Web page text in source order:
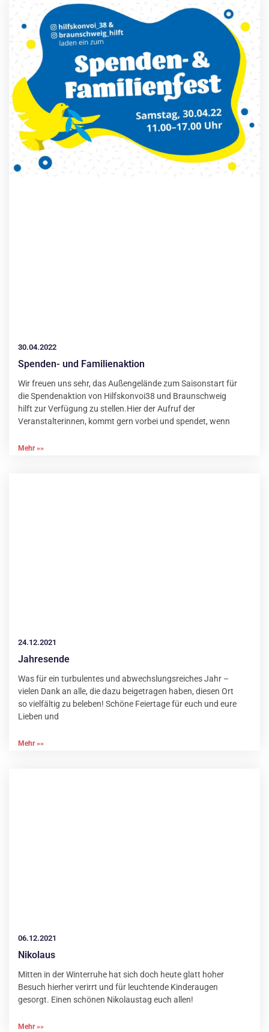
30.04.2022
Spenden- und Familienaktion
Wir freuen uns sehr, das Außengelände zum Saisonstart für
die Spendenaktion von Hilfskonvoi38 und Braunschweig
hilft zur Verfügung zu stellen.Hier der Aufruf der
Veranstalterinnen, kommt gern vorbei und spendet, wenn
Mehr »»
24.12.2021
Jahresende
Was für ein turbulentes und abwechslungsreiches Jahr –
vielen Dank an alle, die dazu beigetragen haben, diesen Ort
so vielfältig zu beleben! Schöne Feiertage für euch und eure
Lieben und
Mehr »»
06.12.2021
Nikolaus
Mitten in der Winterruhe hat sich doch heute glatt hoher
Besuch hierher verirrt und für leuchtende Kinderaugen
gesorgt. Einen schönen Nikolaustag euch allen!
Mehr »»